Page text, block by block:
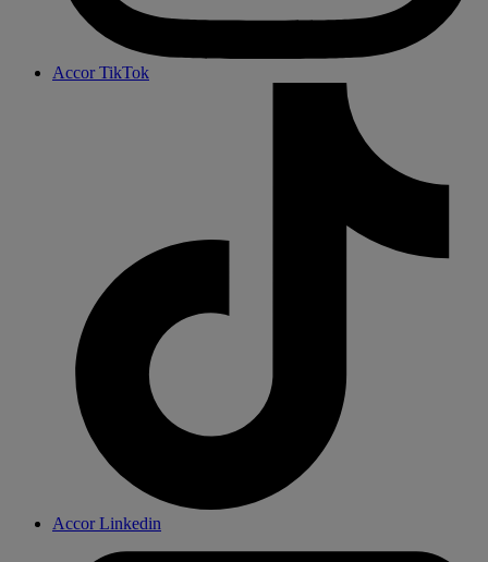
Accor TikTok
Accor Linkedin